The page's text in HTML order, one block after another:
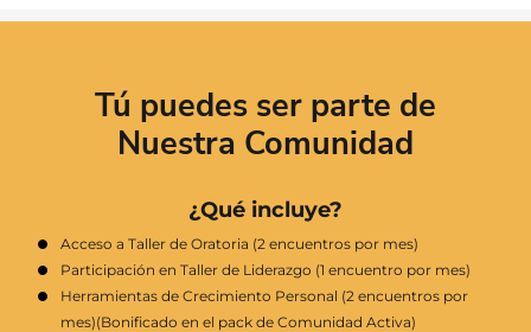
Tú puedes ser parte de
Nuestra Comunidad
¿Qué incluye?
Acceso a Taller de Oratoria (2 encuentros por mes)
Participación en Taller de Liderazgo (1 encuentro por mes)
Herramientas de Crecimiento Personal (2 encuentros por
mes)(Bonificado en el pack de Comunidad Activa)